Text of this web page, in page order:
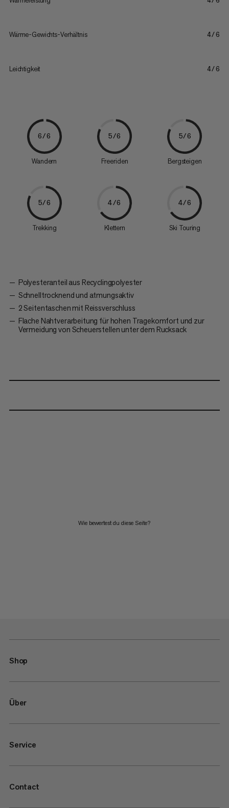
Wärme-Gewichts-Verhältnis 4/6
Leichtigkeit 4/6
6/6
Wandern
5/6
Freeriden
5/6
Bergsteigen
5/6
Trekking
4/6
Klettern
4/6
Ski Touring
Polyesteranteil aus Recyclingpolyester
Schnelltrocknend und atmungsaktiv
2 Seitentaschen mit Reissverschluss
Flache Nahtverarbeitung für hohen Tragekomfort und zur
Vermeidung von Scheuerstellen unter dem Rucksack
Wie bewertest du diese Seite?
Shop
Über
Service
Contact